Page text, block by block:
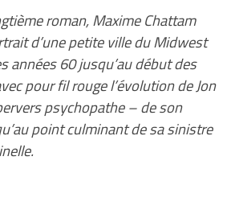
roman, Maxime Chattam
d’une petite ville du Midwest
années 60 jusqu’au début des
pour fil rouge l’évolution de Jon
psychopathe – de son
point culminant de sa sinistre